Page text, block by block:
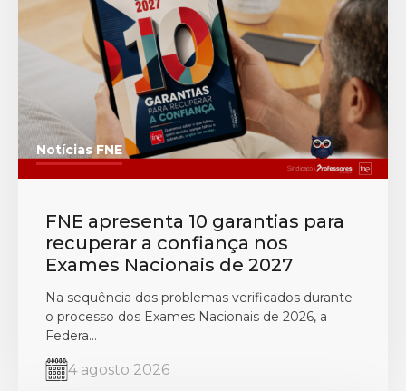
Notícias FNE
FNE apresenta 10 garantias para
recuperar a confiança nos
Exames Nacionais de 2027
Na sequência dos problemas verificados durante
o processo dos Exames Nacionais de 2026, a
Federa...
4 agosto 2026